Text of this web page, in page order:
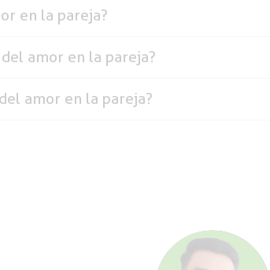
en la pareja?
amor en la pareja?
amor en la pareja?